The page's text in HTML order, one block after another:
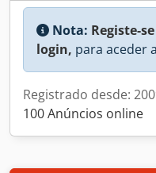
Nota: Registe-
login, para aceder
Registrado desde:
100 Anúncios online